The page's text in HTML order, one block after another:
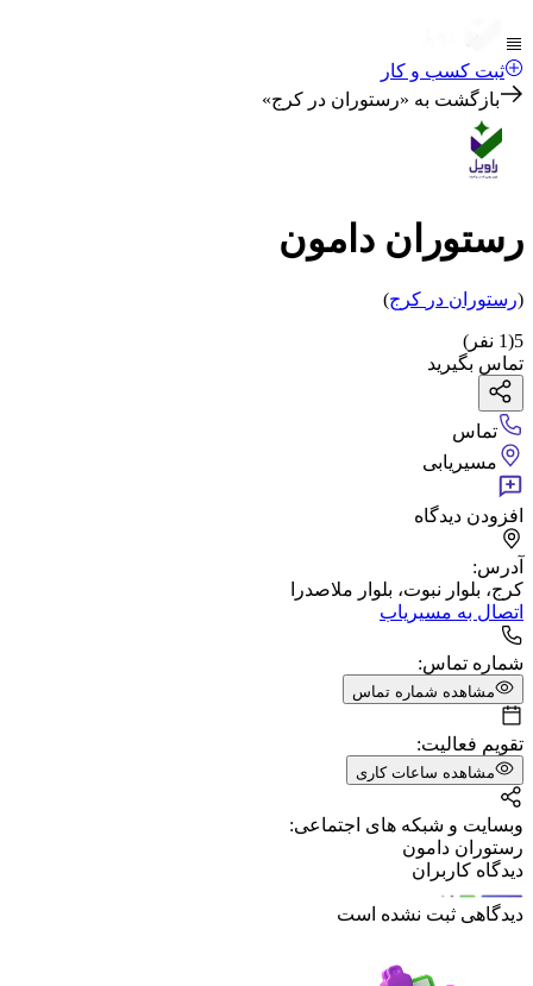
ثبت کسب و کار
بازگشت به «رستوران در کرج»
رستوران دامون
(رستوران در کرج)
5
(
1 نفر)
تماس بگیرید
تماس
مسیریابی
افزودن دیدگاه
آدرس:
کرج، بلوار نبوت، بلوار ملاصدرا
اتصال به مسیریاب
شماره تماس:
مشاهده شماره تماس
تقویم فعالیت:
مشاهده ساعات کاری
وبسایت و شبکه های اجتماعی:
رستوران دامون
دیدگاه کاربران
دیدگاهی ثبت نشده است